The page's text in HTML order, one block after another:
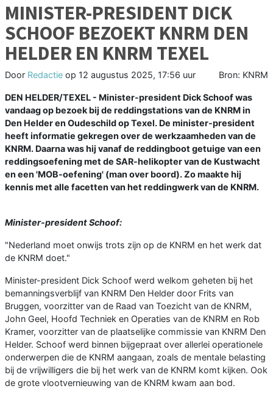
MINISTER-PRESIDENT DICK
SCHOOF BEZOEKT KNRM DEN
HELDER EN KNRM TEXEL
Door Redactie op 12 augustus 2025, 17:56 uur Bron: KNRM
DEN HELDER/TEXEL - Minister-president Dick Schoof was
vandaag op bezoek bij de reddingstations van de KNRM in
Den Helder en Oudeschild op Texel. De minister-president
heeft informatie gekregen over de werkzaamheden van de
KNRM. Daarna was hij vanaf de reddingboot getuige van een
reddingsoefening met de SAR-helikopter van de Kustwacht
en een 'MOB-oefening' (man over boord). Zo maakte hij
kennis met alle facetten van het reddingwerk van de KNRM.
Minister-president Schoof:
"Nederland moet onwijs trots zijn op de KNRM en het werk dat
de KNRM doet."
Minister-president Dick Schoof werd welkom geheten bij het
bemanningsverblijf van KNRM Den Helder door Frits van
Bruggen, voorzitter van de Raad van Toezicht van de KNRM,
John Geel, Hoofd Techniek en Operaties van de KNRM en Rob
Kramer, voorzitter van de plaatselijke commissie van KNRM Den
Helder. Schoof werd binnen bijgepraat over allerlei operationele
onderwerpen die de KNRM aangaan, zoals de mentale belasting
bij de vrijwilligers die bij het werk van de KNRM komt kijken. Ook
de grote vlootvernieuwing van de KNRM kwam aan bod.